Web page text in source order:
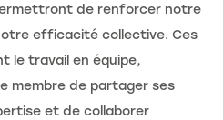
de renforcer notre
efficacité collective. Ces
le travail en équipe,
membre de partager ses
et de collaborer